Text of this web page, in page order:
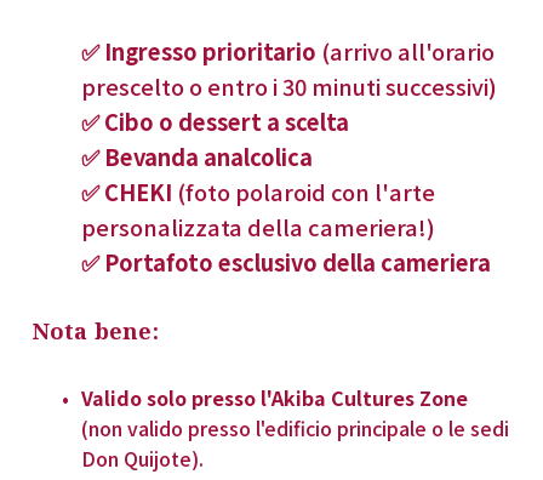
✅ Ingresso prioritario (arrivo all'orario
prescelto o entro i 30 minuti successivi)
✅ Cibo o dessert a scelta
✅ Bevanda analcolica
✅ CHEKI (foto polaroid con l'arte
personalizzata della cameriera!)
✅ Portafoto esclusivo della cameriera
Nota bene:
Valido solo presso l'Akiba Cultures Zone
(non valido presso l'edificio principale o le sedi
Don Quijote).